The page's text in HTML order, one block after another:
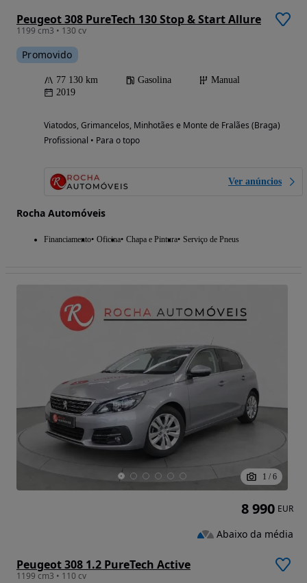
Peugeot 308 PureTech 130 Stop & Start Allure
1199 cm3 • 130 cv
Promovido
77 130 km Gasolina
Manual
2019
Viatodos, Grimancelos, Minhotães e Monte de Fralães (Braga)
Profissional • Para o topo
Ver anúncios
Rocha Automóveis
Financiamento Oficina Chapa e Pintura Serviço de Pneus
1 / 6
Peugeot 308 1.2 PureTech Active
1199 cm3 • 110 cv
8 990 EUR
Abaixo da média